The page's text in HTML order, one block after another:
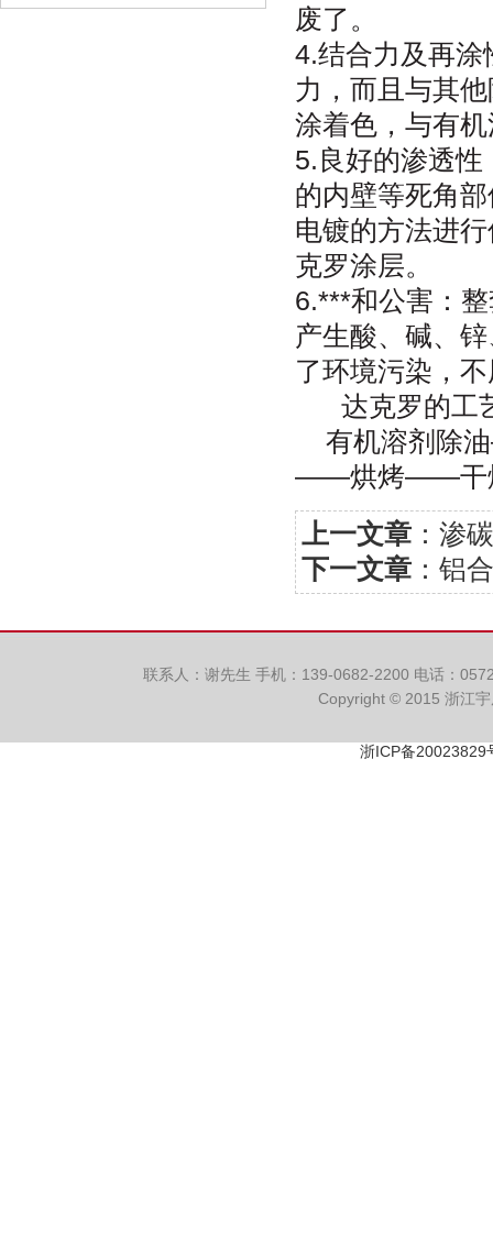
废了。
4.结合力及再涂
力，而且与其
涂着色，与有
5.良好的渗透
的内壁等死角
电镀的方法进
克罗涂层。
6.***和公害：
产生酸、碱、
了环境污染，
达克罗的工
有机溶剂除
——烘烤——干
上一文章 ： 渗
下一文章 ： 铝
联系人：谢先生 手机：139-0682-2200 电话：
Copyright © 2015 浙江
浙ICP备20023829